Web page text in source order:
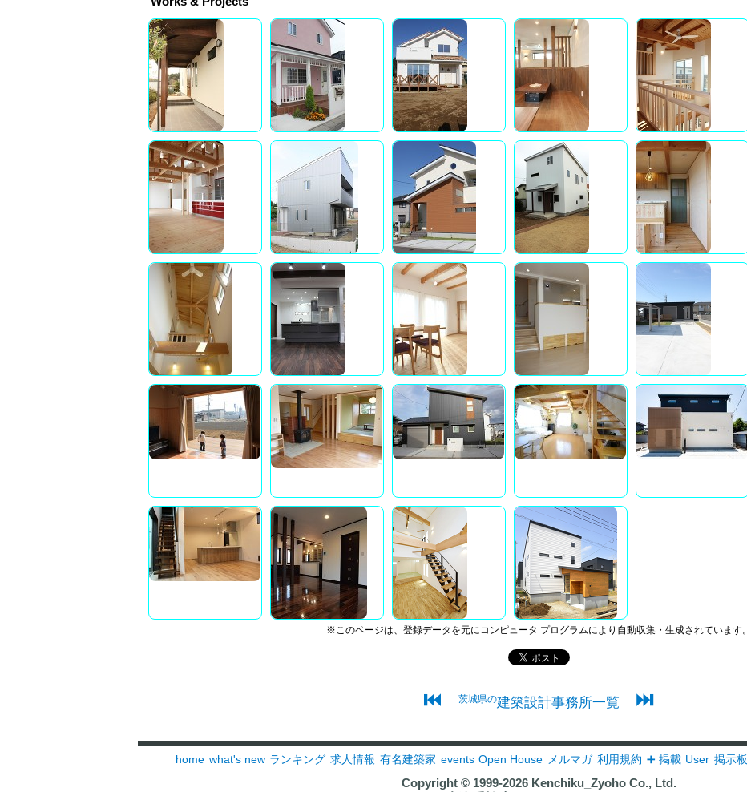
※このページは、登録データを元にコンピュータ プログラムにより自動収集・生成されています。
⏮ 茨城県の建築設計事務所一覧 ⏭
home what's new ランキング 求人情報 有名建築家 events Open House メルマガ 利用規約 ➕ 掲載 User 掲示板
Copyright © 1999-2026 Kenchiku_Zyoho Co., Ltd.